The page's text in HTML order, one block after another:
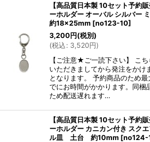
【高品質日本製 10セット予約
ーホルダー オーバル シルバー
約18×25mm [no123-10]
3,200円(税別)
(税込: 3,520円)
【ご注意★ご一読下さい】 こ
いただきましてから発注をかけ
となります。 予約商品のため最
でにお時間がかかります。同梱
ため配送遅れます…
【高品質日本製 10セット予約
ーホルダー カニカン付き スク
ル皿 土台 約10mm [no124-